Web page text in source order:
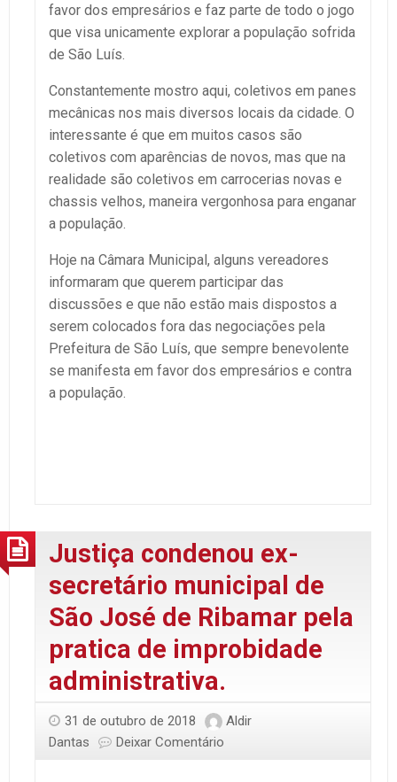
favor dos empresários e faz parte de todo o jogo
que visa unicamente explorar a população sofrida
de São Luís.
Constantemente mostro aqui, coletivos em panes
mecânicas nos mais diversos locais da cidade. O
interessante é que em muitos casos são
coletivos com aparências de novos, mas que na
realidade são coletivos em carrocerias novas e
chassis velhos, maneira vergonhosa para enganar
a população.
Hoje na Câmara Municipal, alguns vereadores
informaram que querem participar das
discussões e que não estão mais dispostos a
serem colocados fora das negociações pela
Prefeitura de São Luís, que sempre benevolente
se manifesta em favor dos empresários e contra
a população.
Justiça condenou ex-
secretário municipal de
São José de Ribamar pela
pratica de improbidade
administrativa.
31 de outubro de 2018
Aldir
Dantas
Deixar Comentário